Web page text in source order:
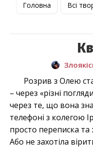
Головна Всі
Розрив з Олею
– через «різні
через те, що вона
телефоні з колегою
просто переписка
Або не захотіла